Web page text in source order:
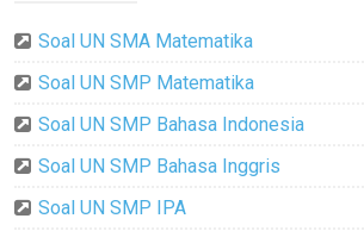
Soal UN SMA Matematika
Soal UN SMP Matematika
Soal UN SMP Bahasa Indonesia
Soal UN SMP Bahasa Inggris
Soal UN SMP IPA